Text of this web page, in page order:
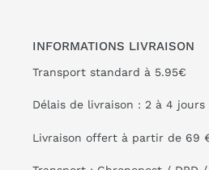
INFORMATIONS LIVRAISON
Transport standard à 5.95€
Délais de livraison : 2 à 4 jours
Livraison offert à partir de 69